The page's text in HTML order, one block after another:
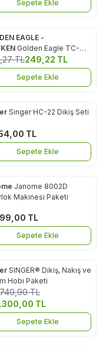
Sepete Ekle
Ekle
EAGLE -
Golden Eagle TC-
Şık Plastik Makas (12
TL249,22 TL
Sepete Ekle
Singer HC-22 Dikiş Seti
TL
Sepete Ekle
Ekle
Janome 8002D
Makinesi Paketi
TL
Sepete Ekle
Ekle
SINGER® Dikiş, Nakış ve
Hobi Paketi
TL
TL
Sepete Ekle